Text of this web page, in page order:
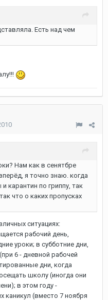
Есть над чем
Нам как в сенятбре
я точно знаю. когда
карантин по гриппу, так
что о каких пропусках
ситуациях:
рабочий день,
уроки; в субботние дни,
6 - дневной рабочей
дни, когда
школу (иногда они
в этом году -
каникул (вместо 7 ноября